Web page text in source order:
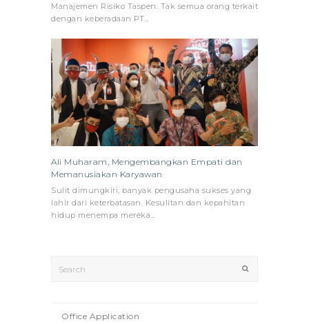
Manajemen Risiko Taspen. Tak semua orang terkait
dengan keberadaan PT…
Ali Muharam, Mengembangkan Empati dan
Memanusiakan Karyawan
Sulit dimungkiri, banyak pengusaha sukses yang
lahir dari keterbatasan. Kesulitan dan kepahitan
hidup menempa mereka…
Office Application